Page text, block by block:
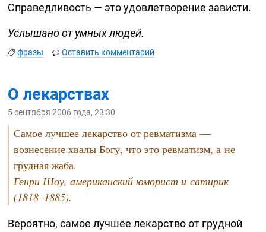
Справедливость — это удовлетворение зависти.
Услышано от умных людей.
фразы Оставить комментарий
О лекарствах
5 сентября 2006 года, 23:30
Самое лучшее лекарство от ревматизма —
вознесение хвалы Богу, что это ревматизм, а не
грудная жаба.
Генри Шоу, американский юморист и сатирик
(1818–1885).
Вероятно, самое лучшее лекарство от грудной